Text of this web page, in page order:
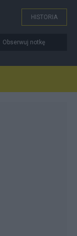
HISTORIA
Obserwuj notkę